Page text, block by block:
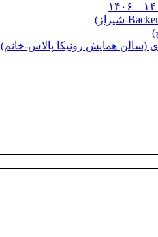
(سالن همایش رونیکا پالاس-خانم)